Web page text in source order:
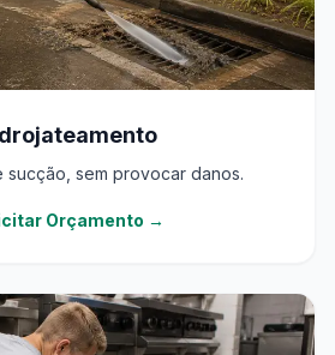
sucção, sem provocar danos.
Orçamento →